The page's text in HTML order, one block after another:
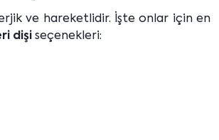
ve hareketlidir. İşte onlar için en
dişi seçenekleri: